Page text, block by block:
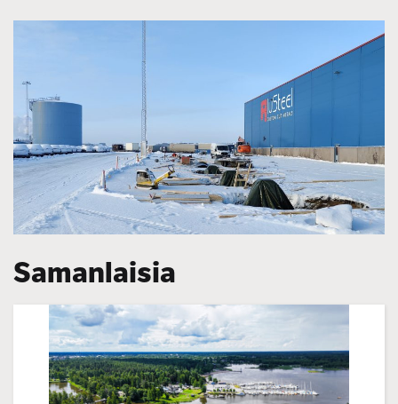
Samanlaisia